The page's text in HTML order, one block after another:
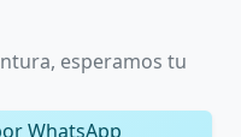
esperamos tu
WhatsApp